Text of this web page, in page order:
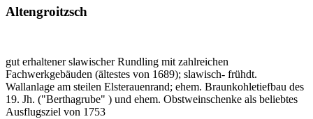
Altengroitzsch
gut erhaltener slawischer Rundling mit zahlreichen
Fachwerkgebäuden (ältestes von 1689); slawisch- frühdt.
Wallanlage am steilen Elsterauenrand; ehem. Braunkohletiefbau des
19. Jh. ("Berthagrube" ) und ehem. Obstweinschenke als beliebtes
Ausflugsziel von 1753